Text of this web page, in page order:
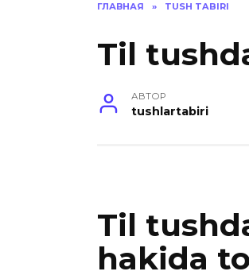
ГЛАВНАЯ » TUSH TABIRI
Til
АВТОР
tushlartabiri
Til
hakida